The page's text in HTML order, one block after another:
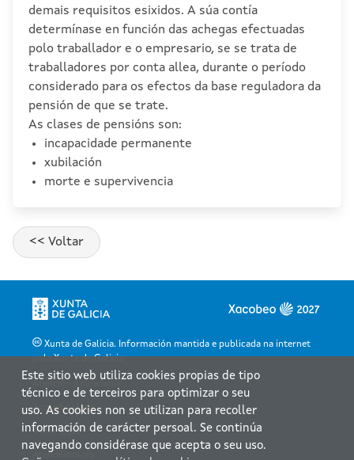
demais requisitos esixidos. A súa contía
determínase en función das achegas efectuadas
polo traballador e o empresario, se se trata de
traballadores por conta allea, durante o período
considerado para os efectos da base reguladora da
pensión de que se trate.
As clases de pensións son:
incapacidade permanente
xubilación
morte e supervivencia
Xunta de Galicia. Información mantida e publicada na internet
pola Xunta de Galicia
Accesibilidade
Aviso legal
Este sitio web utiliza cookies propias de tipo
técnico e de terceiros para optimizar o seu
uso. As cookies non se utilizan para recoller
información de carácter persoal. Se continúa
navegando considérase que acepta o seu uso.